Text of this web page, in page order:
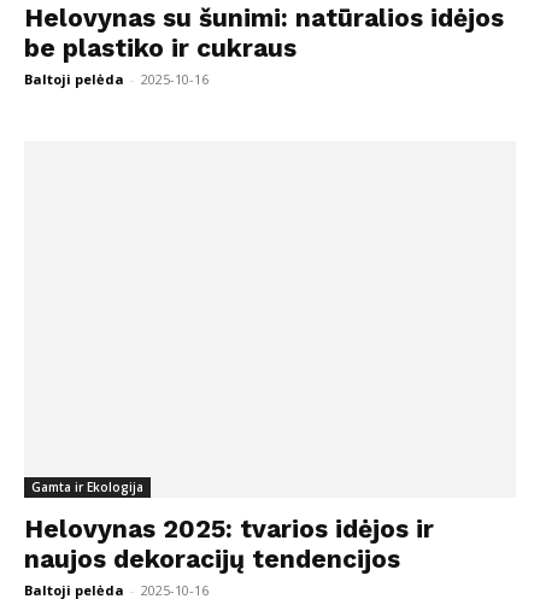
Helovynas su šunimi: natūralios idėjos
be plastiko ir cukraus
Baltoji pelėda - 2025-10-16
Gamta ir Ekologija
Helovynas 2025: tvarios idėjos ir
naujos dekoracijų tendencijos
Baltoji pelėda - 2025-10-16